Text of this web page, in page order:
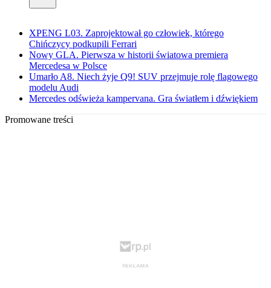
XPENG L03. Zaprojektował go człowiek, którego
Chińczycy podkupili Ferrari
Nowy GLA. Pierwsza w historii światowa premiera
Mercedesa w Polsce
Umarło A8. Niech żyje Q9! SUV przejmuje rolę flagowego
modelu Audi
Mercedes odświeża kampervana. Gra światłem i dźwiękiem
Promowane treści